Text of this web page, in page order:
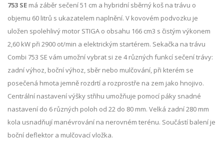
753 SE má záběr sečení 51 cm a hybridní sběrný koš na trávu o
objemu 60 litrů s ukazatelem naplnění. V kovovém podvozku je
uložen spolehlivý motor STIGA o obsahu 166 cm3 s čistým výkonem
2,60 kW při 2900 ot/min a elektrickým startérem. Sekačka na trávu
Combi 753 SE vám umožní vybrat si ze 4 různých funkcí sečení trávy:
zadní výhoz, boční výhoz, sběr nebo mulčování, při kterém se
posečená hmota jemně rozdrtí a rozprostře na zem jako hnojivo.
Centrální nastavení výšky střihu umožňuje pomocí páky snadné
nastavení do 6 různých poloh od 22 do 80 mm. Velká zadní 280 mm
kola usnadňují manévrování na nerovném terénu. Součástí balení je
boční deflektor a mulčovací vložka.